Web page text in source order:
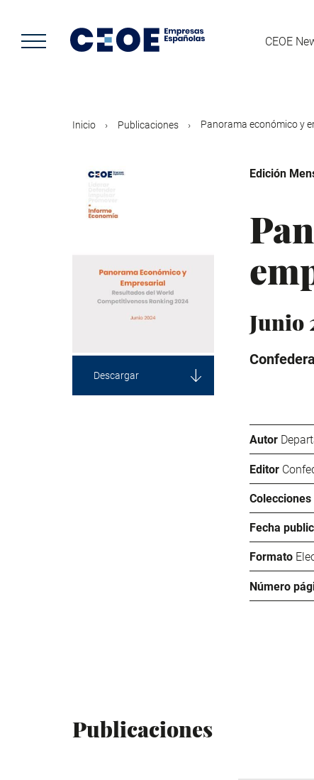
contenido
principal
CEOE
Inicio Publicaciones Panorama económico y
Descargar
Edición
Junio
Autor
Editor
Colecciones
Fecha
Formato
Número
Publicaciones